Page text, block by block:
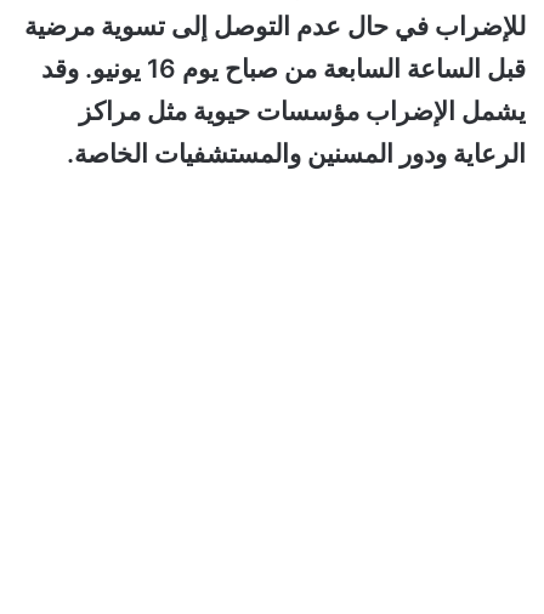
للإضراب في حال عدم التوصل إلى تسوية مرضية
قبل الساعة السابعة من صباح يوم 16 يونيو. وقد
يشمل الإضراب مؤسسات حيوية مثل مراكز
الرعاية ودور المسنين والمستشفيات الخاصة.